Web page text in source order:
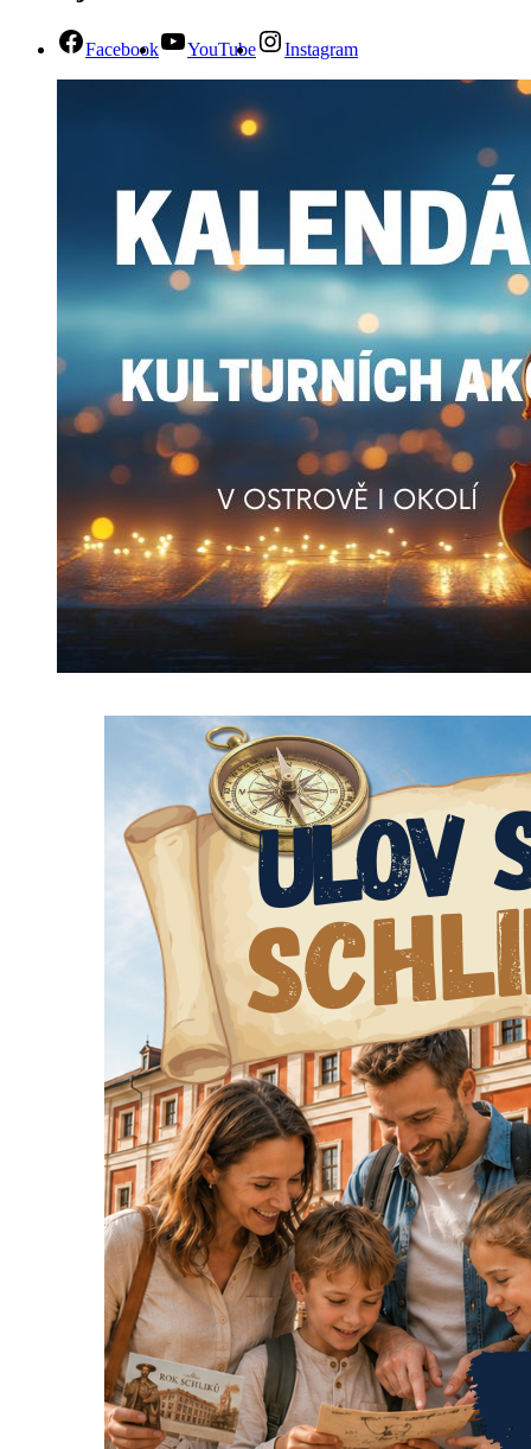
Facebook YouTube Instagram